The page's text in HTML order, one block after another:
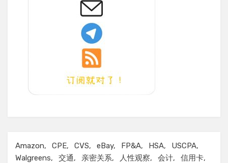
Amazon CPE CVS eBay FP&A HSA
USCPA
Walgreens
交通 亲密关系 人性观察 会计
信用卡